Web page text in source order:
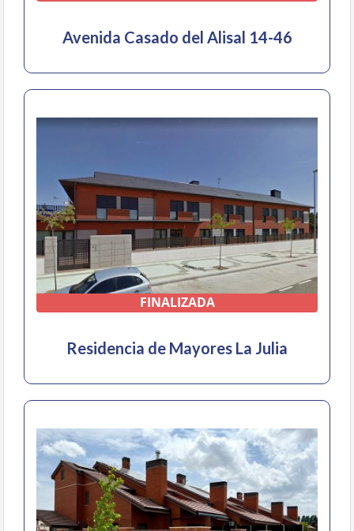
Avenida Casado del Alisal 14-46
FINALIZADA
Residencia de Mayores La Julia